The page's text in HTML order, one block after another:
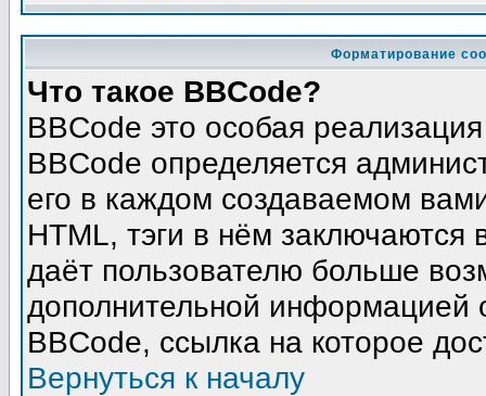
Форматирование
Что такое BBCode?
BBCode это особая
BBCode определяется
его в каждом создаваемом
HTML, тэги в нём заключаются
даёт пользователю больше
дополнительной информацией
BBCode, ссылка на которое
Вернуться к началу